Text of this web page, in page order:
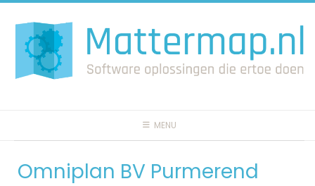
naar
inhoud
MENU
Omniplan BV Purmerend